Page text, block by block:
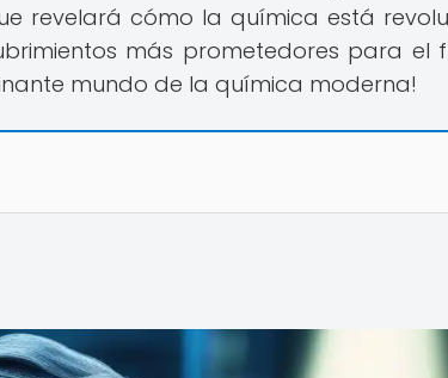
revelará cómo la química está
más prometedores para el
mundo de la química moderna!